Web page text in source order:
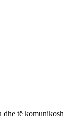
dhe të komunikosh